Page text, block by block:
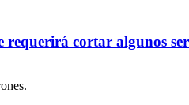
requerirá cortar algunos